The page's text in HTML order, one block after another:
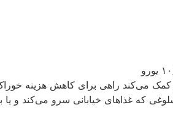
می‌کند راهی برای کاهش هزینه
که غذاهای خیابانی سرو می‌کند و